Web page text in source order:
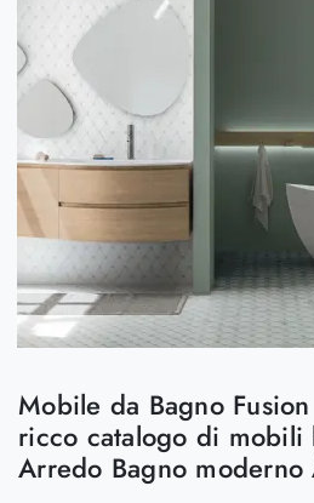
Mobile da Bagno
ricco catalogo di mobili
Arredo Bagno